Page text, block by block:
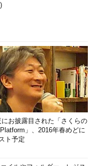
にお披露目された「さくらの
Platform」、2016年春めどに
ト予定